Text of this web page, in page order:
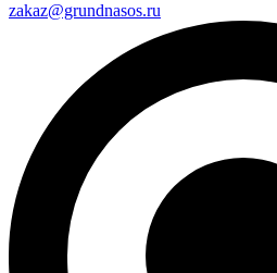
zakaz@grundnasos.ru